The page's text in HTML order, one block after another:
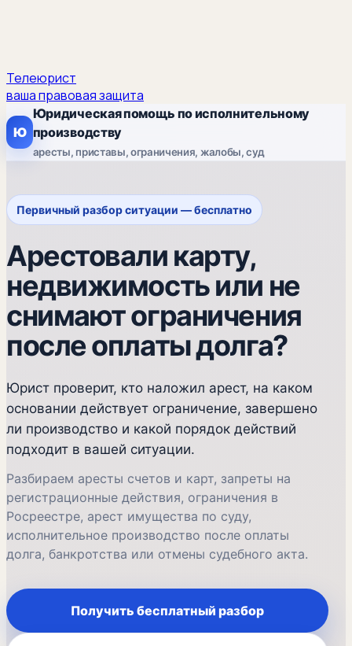
Телеюрист
ваша правовая защита
Ю
Юридическая помощь по исполнительному
производству
аресты, приставы, ограничения, жалобы, суд
Первичный разбор ситуации — бесплатно
Арестовали карту,
недвижимость или не
снимают ограничения
после оплаты долга?
Юрист проверит, кто наложил арест, на каком
основании действует ограничение, завершено
ли производство и какой порядок действий
подходит в вашей ситуации.
Разбираем аресты счетов и карт, запреты на
регистрационные действия, ограничения в
Росреестре, арест имущества по суду,
исполнительное производство после оплаты
долга, банкротства или отмены судебного акта.
Получить бесплатный разбор